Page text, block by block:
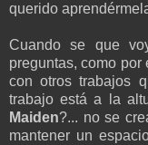
querido
Cuando se que
preguntas, como
con otros trabajos
trabajo está a la
Maiden?... no se
mantener un